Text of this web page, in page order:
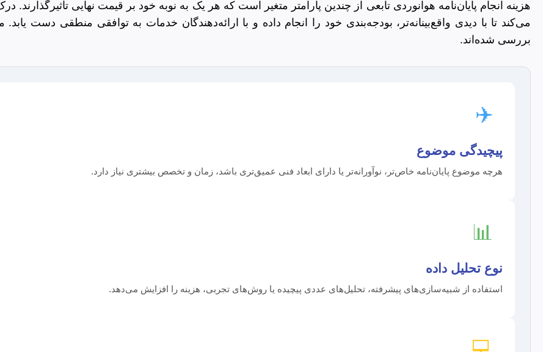
هزینه انجام پایان‌نامه هوانوردی تابعی از چندین پارامتر متغیر است که هر یک به نوبه خود بر قیمت نهایی
می‌کند تا با دیدی واقع‌بینانه‌تر، بودجه‌بندی خود را انجام داده و با ارائه‌دهندگان خدمات به توافقی منطقی دست
بررسی شده‌اند.
✈️
پیچیدگی موضوع
هرچه موضوع پایان‌نامه خاص‌تر، نوآورانه‌تر یا دارای ابعاد فنی عمیق‌تری باشد، زمان و تخصص بیشتری نیاز دارد.
📊
نوع تحلیل داده
استفاده از شبیه‌سازی‌های پیشرفته، تحلیل‌های عددی پیچیده یا روش‌های تجربی، هزینه را افزایش می‌دهد.